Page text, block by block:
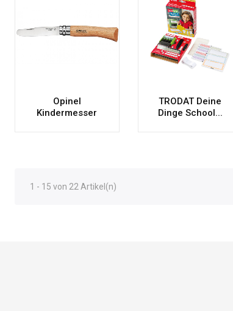
Opinel
Kindermesser
TRODAT Deine
Dinge School...
1 - 15 von 22 Artikel(n)